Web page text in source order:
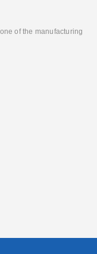
of the manufacturing